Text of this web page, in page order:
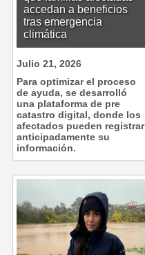
accedan a beneficios
tras emergencia
climática
Julio 21, 2026
Para optimizar el proceso
de ayuda, se desarrolló
una plataforma de pre
catastro digital, donde los
afectados pueden registrar
anticipadamente su
información.